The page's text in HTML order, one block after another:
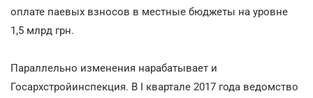
оплате паевых взносов в местные бюджеты на уровне
1,5 млрд грн.
Параллельно изменения нарабатывает и
Госархстройинспекция. В I квартале 2017 года ведомство